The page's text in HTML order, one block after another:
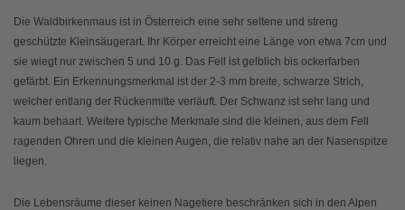
Die Waldbirkenmaus ist in Österreich eine sehr seltene und streng
geschützte Kleinsäugerart. Ihr Körper erreicht eine Länge von etwa 7cm und
sie wiegt nur zwischen 5 und 10 g. Das Fell ist gelblich bis ockerfarben
gefärbt. Ein Erkennungsmerkmal ist der 2-3 mm breite, schwarze Strich,
welcher entlang der Rückenmitte verläuft. Der Schwanz ist sehr lang und
kaum behaart. Weitere typische Merkmale sind die kleinen, aus dem Fell
ragenden Ohren und die kleinen Augen, die relativ nahe an der Nasenspitze
liegen.
Die Lebensräume dieser keinen Nagetiere beschränken sich in den Alpen